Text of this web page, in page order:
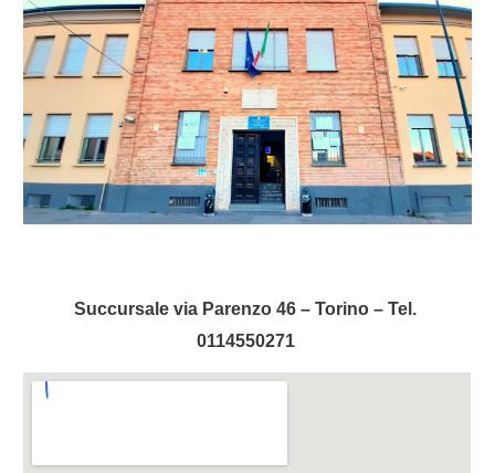
Succursale via Parenzo 46 – Torino – Tel.
0114550271